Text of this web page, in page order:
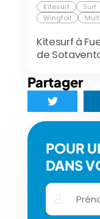
Kitesurf Surf
Wingfoil
Kitesurf à
de
Partager
POUR
DANS